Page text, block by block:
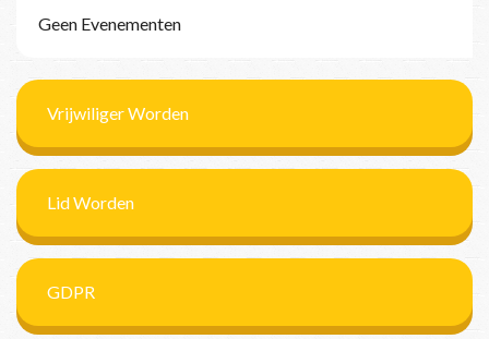
Geen Evenementen
Vrijwiliger Worden
Lid Worden
GDPR